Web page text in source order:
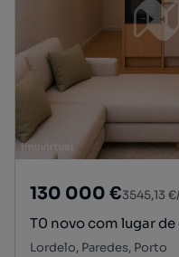
130 000 €3545,13
T0 novo com lugar
Lordelo, Paredes, Porto